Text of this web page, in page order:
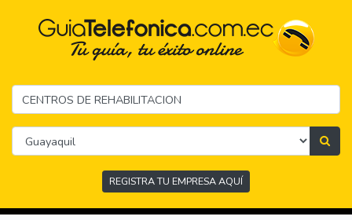
REGISTRA TU EMPRESA AQUÍ